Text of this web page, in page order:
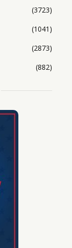
(3723)
(1041)
(2873)
(882)